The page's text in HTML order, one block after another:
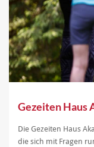
Gezeiten Haus
Die Gezeiten Haus
die sich mit Fragen